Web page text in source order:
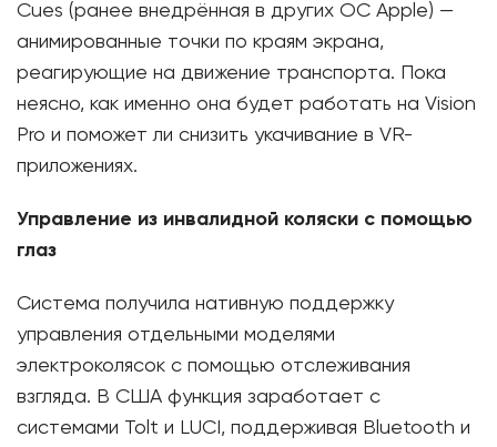
Cues (ранее внедрённая в других ОС Apple) —
анимированные точки по краям экрана,
реагирующие на движение транспорта. Пока
неясно, как именно она будет работать на Vision
Pro и поможет ли снизить укачивание в VR-
приложениях.
Управление из инвалидной коляски c помощью
глаз
Система получила нативную поддержку
управления отдельными моделями
электроколясок с помощью отслеживания
взгляда. В США функция заработает с
системами Tolt и LUCI, поддерживая Bluetooth и